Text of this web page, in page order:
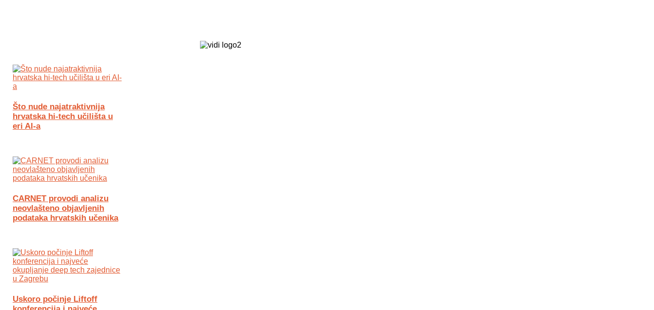
Što nude najatraktivnija
hrvatska hi-tech učilišta u
eri AI-a
CARNET provodi analizu
neovlašteno objavljenih
podataka hrvatskih učenika
Uskoro počinje Liftoff